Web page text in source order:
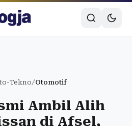
Tekno/Otomotif
Ambil Alih
di Afsel,